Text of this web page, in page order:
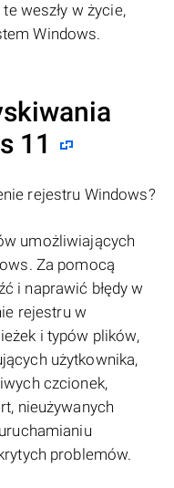
weszły w życie,
Windows.
11
rejestru Windows?
umożliwiających
Za pomocą
i naprawić błędy w
rejestru w
i typów plików,
użytkownika,
czcionek,
nieużywanych
problemów.